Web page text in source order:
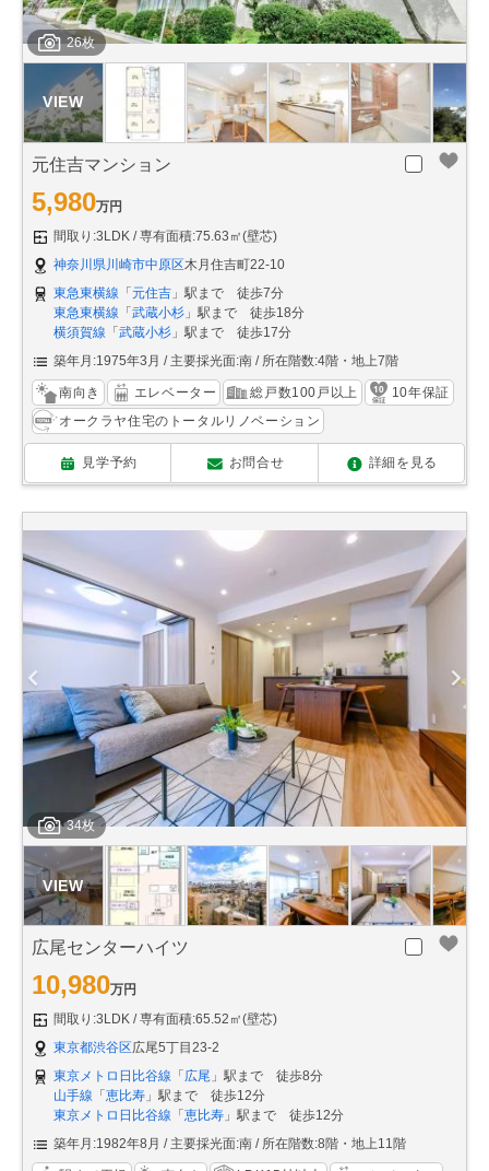
26枚
元住吉マンション
5,980万円
間取り:3LDK
専有面積:75.63㎡(壁芯)
神奈川県川崎市中原区木月住吉町22-10
東急東横線 「元住吉 」駅まで 徒歩7分
東急東横線 「武蔵小杉 」駅まで 徒歩18分
横須賀線 「武蔵小杉 」駅まで 徒歩17分
築年月:1975年3月
主要採光面:南 所在階数:4階・地上7階
南向き エレベーター 総戸数100戸以上
10年保証
オークラヤ住宅のトータルリノベーション
見学予約 お問合せ 詳細を見る
34枚
広尾センターハイツ
10,980万円
間取り:3LDK
専有面積:65.52㎡(壁芯)
東京都渋谷区広尾5丁目23-2
東京メトロ日比谷線 「 広尾 」駅まで 徒歩8分
山手線 「 恵比寿 」駅まで 徒歩12分
東京メトロ日比谷線 「 恵比寿 」駅まで 徒歩12分
築年月:1982年8月
主要採光面:南 所在階数:8階・地上11階